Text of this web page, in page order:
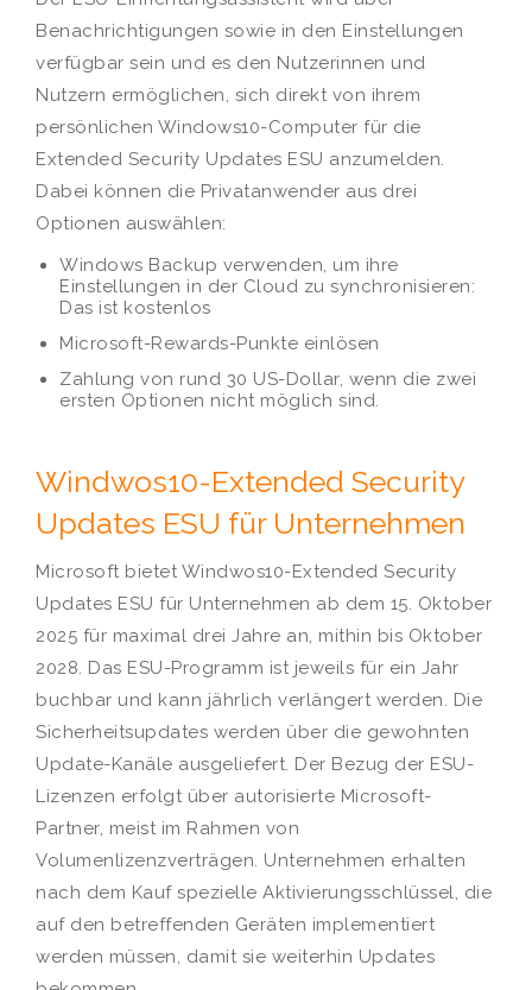
Benachrichtigungen sowie in den Einstellungen
verfügbar sein und es den Nutzerinnen und
Nutzern ermöglichen, sich direkt von ihrem
persönlichen Windows10-Computer für die
Extended Security Updates ESU anzumelden.
Dabei können die Privatanwender aus drei
Optionen auswählen:
Windows Backup verwenden, um ihre
Einstellungen in der Cloud zu synchronisieren:
Das ist kostenlos
Microsoft-Rewards-Punkte einlösen
Zahlung von rund 30 US-Dollar, wenn die zwei
ersten Optionen nicht möglich sind.
Windwos10-Extended Security
Updates ESU für Unternehmen
Microsoft bietet Windwos10-Extended Security
Updates ESU für Unternehmen ab dem 15. Oktober
2025 für maximal drei Jahre an, mithin bis Oktober
2028. Das ESU-Programm ist jeweils für ein Jahr
buchbar und kann jährlich verlängert werden. Die
Sicherheitsupdates werden über die gewohnten
Update-Kanäle ausgeliefert. Der Bezug der ESU-
Lizenzen erfolgt über autorisierte Microsoft-
Partner, meist im Rahmen von
Volumenlizenzverträgen. Unternehmen erhalten
nach dem Kauf spezielle Aktivierungsschlüssel, die
auf den betreffenden Geräten implementiert
werden müssen, damit sie weiterhin Updates